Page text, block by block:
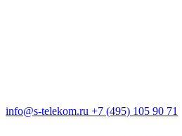
info@s-telekom.ru +7 (495) 105 90 71